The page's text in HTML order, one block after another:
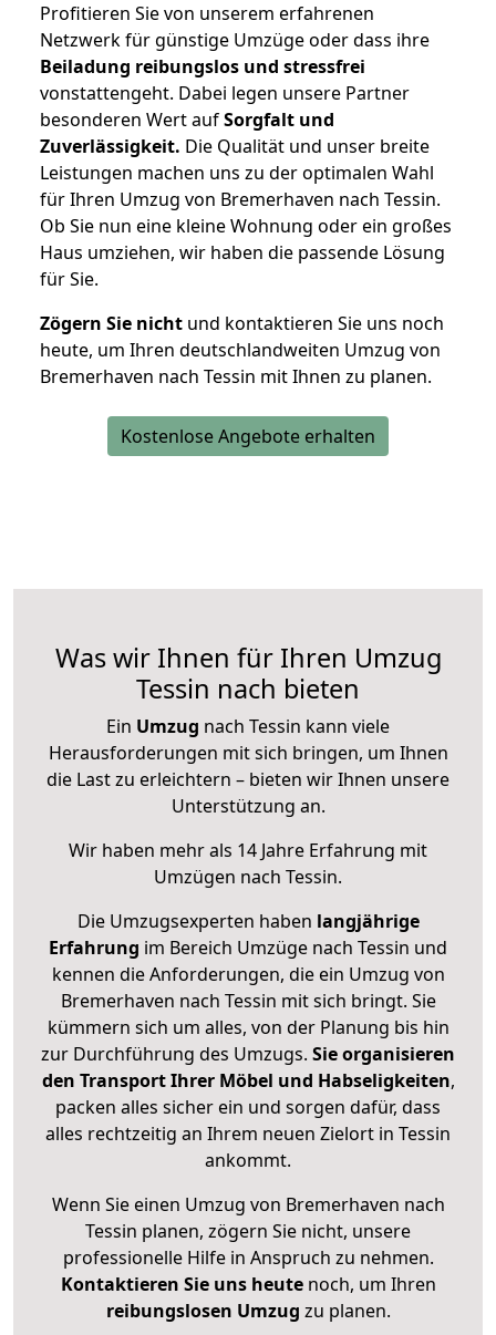
Profitieren Sie von unserem erfahrenen
Netzwerk für günstige Umzüge oder dass ihre
Beiladung reibungslos und stressfrei
vonstattengeht. Dabei legen unsere Partner
besonderen Wert aufSorgfalt und
Zuverlässigkeit. Die Qualität und unser breite
Leistungen machen uns zu der optimalen Wahl
für Ihren Umzug von Bremerhaven nach Tessin.
Ob Sie nun eine kleine Wohnung oder ein großes
Haus umziehen, wir haben die passende Lösung
für Sie.
Zögern Sie nicht und kontaktieren Sie uns noch
heute, um Ihren deutschlandweiten Umzug von
Bremerhaven nach Tessin mit Ihnen zu planen.
Kostenlose Angebote erhalten
Was wir Ihnen für Ihren Umzug
Tessin nach bieten
Ein Umzug nach Tessin kann viele
Herausforderungen mit sich bringen, um Ihnen
die Last zu erleichtern – bieten wir Ihnen unsere
Unterstützung an.
Wir haben mehr als 14 Jahre Erfahrung mit
Umzügen nach Tessin.
Die Umzugsexperten haben langjährige
Erfahrung im Bereich Umzüge nach Tessin und
kennen die Anforderungen, die ein Umzug von
Bremerhaven nach Tessin mit sich bringt. Sie
kümmern sich um alles, von der Planung bis hin
zur Durchführung des Umzugs. Sie organisieren
den Transport Ihrer Möbel und Habseligkeiten,
packen alles sicher ein und sorgen dafür, dass
alles rechtzeitig an Ihrem neuen Zielort in Tessin
ankommt.
Wenn Sie einen Umzug von Bremerhaven nach
Tessin planen, zögern Sie nicht, unsere
professionelle Hilfe in Anspruch zu nehmen.
Kontaktieren Sie uns heutenoch, um Ihren
reibungslosen Umzug zu planen.